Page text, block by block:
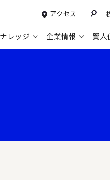
アクセス
ナレッジ 企業情報 賢人
人事
レイヤーズ・コンサルティン